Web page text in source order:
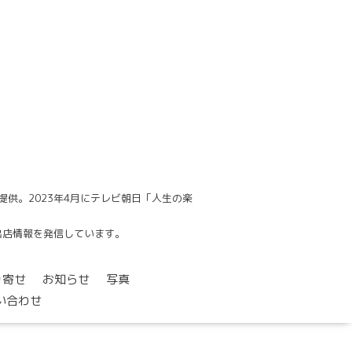
供。2023年4月にテレビ朝日「人生の楽
情報を発信しています。
せ お知らせ
写真
合わせ